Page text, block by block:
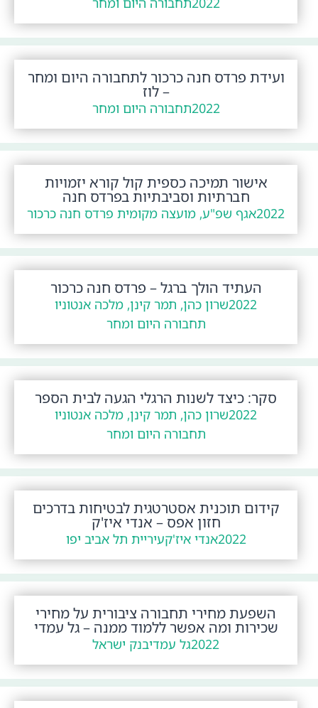
ועידת פרדס חנה כרכור לתחבורה היום ומחר
– לוז
2022תחבורה היום ומחר
אישור תמיכה כספית קול קורא יזמויות
חברתיות וסביבתיות בפרדס חנה
2022אגף שפ"ע, מועצה מקומית פרדס חנה כרכור
העתיד הולך ברגל – פרדס חנה כרכור
2022שרון כהן, תמר קינן, מלכה אנטוניו
תחבורה היום ומחר
סקר: כיצד לשנות הרגלי הגעה לבית הספר
2022שרון כהן, תמר קינן, מלכה אנטוניו
תחבורה היום ומחר
קידום תוכנית אסטרטגית לבטיחות בדרכים
חזון אפס – אנדי איז'ק
2022אנדי איז'קעיריית תל אביב יפו
השפעת מחירי תחבורה ציבורית על מחירי
שכירות ומה אפשר ללמוד ממנה – גל עמדי
2022גל עמדיבנק ישראל